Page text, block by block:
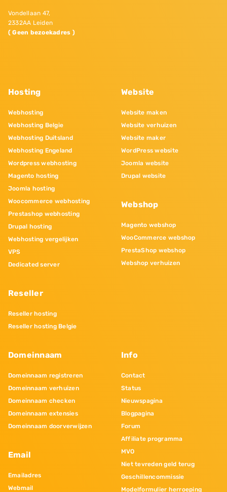
Vondellaan 47,
2332AA Leiden
( Geen bezoekadres )
Hosting
Webhosting
Webhosting Belgie
Webhosting Duitsland
Webhosting Engeland
Wordpress webhosting
Magento hosting
Joomla hosting
Woocommerce webhosting
Prestashop webhosting
Drupal hosting
Webhosting vergelijken
VPS
Dedicated server
Reseller
Reseller hosting
Reseller hosting Belgie
Website
Website maken
Website verhuizen
Website maker
WordPress website
Joomla website
Drupal website
Webshop
Magento webshop
WooCommerce webshop
PrestaShop webshop
Webshop verhuizen
Domeinnaam
Domeinnaam registreren
Domeinnaam verhuizen
Domeinnaam checken
Domeinnaam extensies
Domeinnaam doorverwijzen
Email
Emailadres
Webmail
Info
Contact
Status
Nieuwspagina
Blogpagina
Forum
Affiliate programma
MVO
Niet tevreden geld terug
Geschillencommissie
Modelformulier herroeping